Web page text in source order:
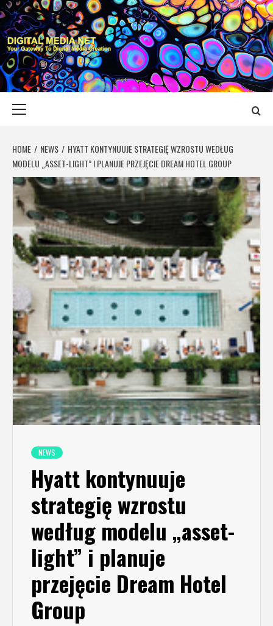
Skip
to
content
DIGITAL MEDIA
YOUR GATEWAY TO DIGITAL MEDIA CREATION
HOME NEWS
HYATT KONTYNUUJE STRATEGIĘ WZROSTU WEDŁUG
MODELU „ASSET-LIGHT” I PLANUJE PRZEJĘCIE DREAM HOTEL GROUP
NEWS
Hyatt kontynuuje
strategię wzrostu
według modelu „asset-
light” i planuje
przejęcie Dream Hotel
Group